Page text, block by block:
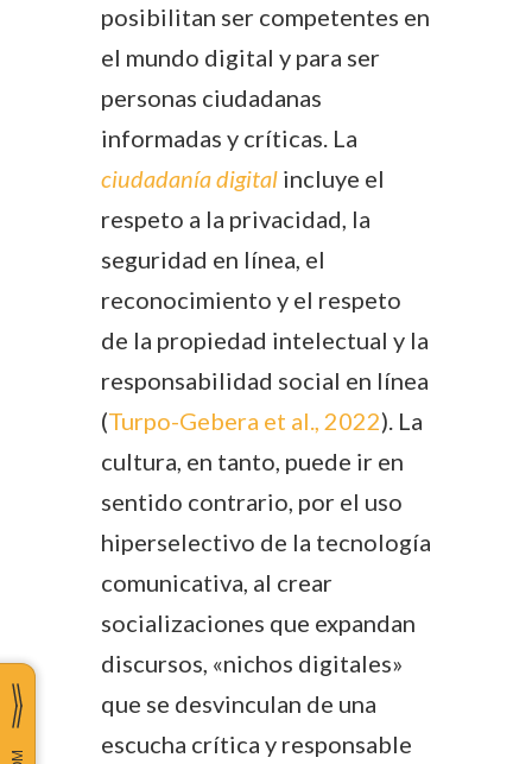
posibilitan ser competentes en
el mundo digital y para ser
personas ciudadanas
informadas y críticas. La
ciudadanía digital incluye el
respeto a la privacidad, la
seguridad en línea, el
reconocimiento y el respeto
de la propiedad intelectual y la
responsabilidad social en línea
(Turpo-Gebera et al., 2022). La
cultura, en tanto, puede ir en
sentido contrario, por el uso
hiperselectivo de la tecnología
comunicativa, al crear
socializaciones que expandan
discursos, «nichos digitales»
que se desvinculan de una
escucha crítica y responsable